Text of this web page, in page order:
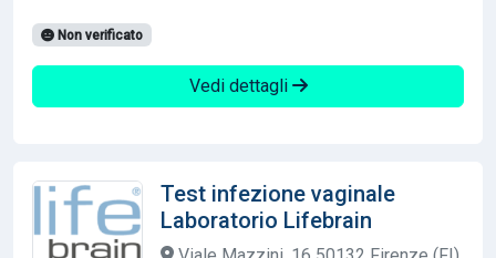
Non verificato
Vedi dettagli
Test infezione vaginale
Laboratorio Lifebrain